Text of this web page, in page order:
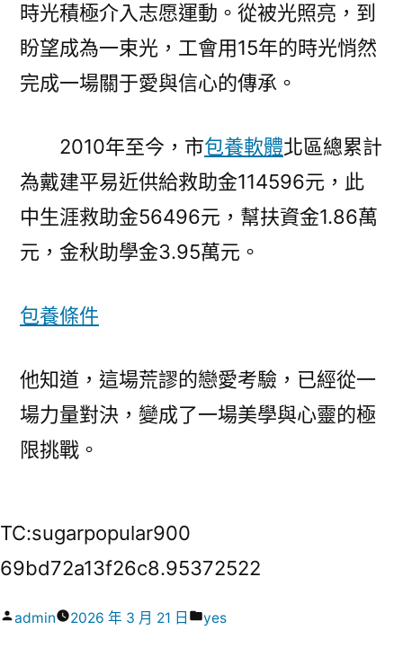
時光積極介入志愿運動。從被光照亮，到
盼望成為一束光，工會用15年的時光悄然
完成一場關于愛與信心的傳承。
2010年至今，市包養軟體北區總累計
為戴建平易近供給救助金114596元，此
中生涯救助金56496元，幫扶資金1.86萬
元，金秋助學金3.95萬元。
包養條件
他知道，這場荒謬的戀愛考驗，已經從一
場力量對決，變成了一場美學與心靈的極
限挑戰。
TC:sugarpopular900
69bd72a13f26c8.95372522
作
admin 2026 年 3 月 21 日
分
yes